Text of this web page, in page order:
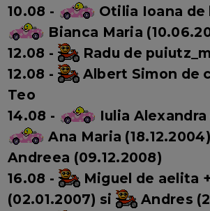
10.08 -
Otilia Ioana de
Bianca Maria
12.08 -
Radu de
12.08 -
Albert Simon de
Teo
14.08 -
Iulia
Ana Maria
Andreea (09.12.2008)
16.08 -
Miguel de aelita +
(02.01.2007) si
Andres